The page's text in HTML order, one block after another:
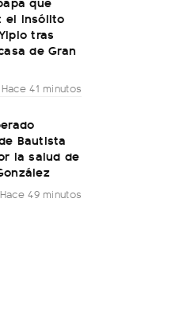
el insólito
tras
de Gran
Hace 41 minutos
Bautista
la salud de
Hace 49 minutos